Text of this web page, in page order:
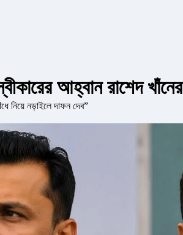
আহ্বান রাশেদ খাঁনের
নিয়ে নড়াইলে দাফন দেব”